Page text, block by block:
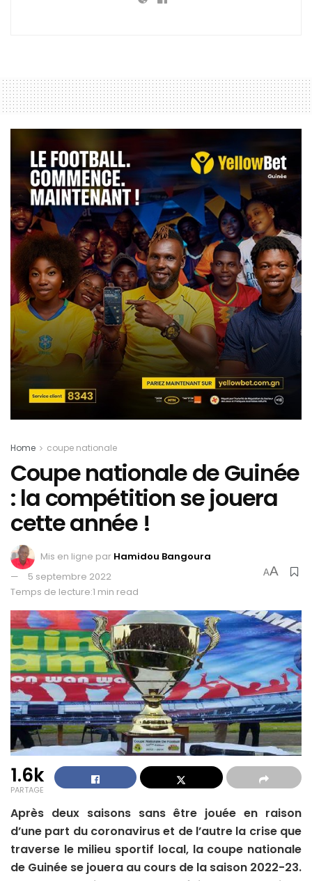
Home coupe nationale
Coupe nationale de Guinée
: la compétition se jouera
cette année !
Mis en ligne par Hamidou Bangoura
5 septembre 2022
Temps de lecture:1 min read
AA
1.6k
PARTAGE
Après deux saisons sans être jouée en raison
d’une part du coronavirus et de l’autre la crise que
traverse le milieu sportif local, la coupe nationale
de Guinée se jouera au cours de la saison 2022-23.